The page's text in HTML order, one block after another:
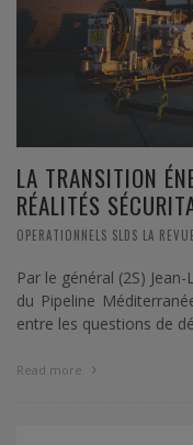
LA TRANSITION
RÉALITÉS
OPERATIONNELS SLDS LA REVUE
Par le général (2S)
du Pipeline
entre les questions de
Read more